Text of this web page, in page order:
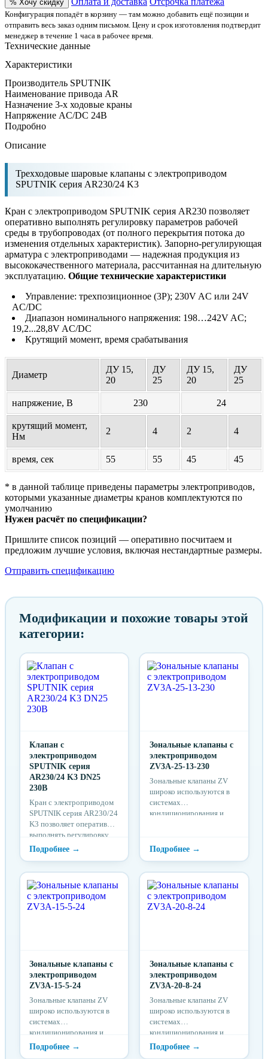
% Хочу скидку
Конфигурация попадёт в корзину — там можно добавить ещё позиции и
отправить весь заказ одним письмом. Цену и срок изготовления подтвердит
менеджер в течение 1 часа в рабочее время.
Технические данные
Характеристики
Производитель SPUTNIK
Наименование привода AR
Назначение 3-х ходовые краны
Напряжение AC/DC 24В
Подробно
Описание
Трехходовые шаровые клапаны с электроприводом
SPUTNIK серия AR230/24 K3
Кран с электроприводом SPUTNIK серия AR230 позволяет
оперативно выполнять регулировку параметров рабочей
среды в трубопроводах (от полного перекрытия потока до
изменения отдельных характеристик). Запорно-регулирующая
арматура с электроприводами — надежная продукция из
высококачественного материала, рассчитанная на длительную
эксплуатацию. Общие технические характеристики
Управление: трехпозиционное (3P); 230V AC или 24V
AC/DC
Диапазон номинального напряжения: 198…242V AC;
19,2...28,8V AC/DC
Крутящий момент, время срабатывания
Диаметр
ДУ 15,
20
ДУ
25
ДУ 15,
20
ДУ
25
напряжение, В 230 24
крутящий момент,
Нм
2 4 2 4
время, сек 55 55 45 45
* в данной таблице приведены параметры электроприводов,
которыми указанные диаметры кранов комплектуются по
умолчанию
Нужен расчёт по спецификации?
Пришлите список позиций — оперативно посчитаем и
предложим лучшие условия, включая нестандартные размеры.
Отправить спецификацию
Модификации и похожие товары этой
категории:
Клапан с
электроприводом
SPUTNIK серия
AR230/24 K3 DN25
230B
Кран с электроприводом
SPUTNIK серия AR230/24
K3 позволяет оперативно
выполнять регулировку
параметров рабочей
среды в трубопроводах
отдельных
характеристик).
Зональные клапаны с
электроприводом
ZV3A-25-13-230
Зональные клапаны ZV
широко используются в
системах
кондиционирования и
предназначены для
регулирования потока
требуемой температуры в
помещениях.
Зональные клапаны с
электроприводом
ZV3A-15-5-24
Зональные клапаны ZV
широко используются в
системах
кондиционирования и
отопления. Зональные
клапаны ZV
Зональные клапаны с
электроприводом
ZV3A-20-8-24
Зональные клапаны ZV
широко используются в
системах
кондиционирования и
отопления. Зональные
клапаны ZV